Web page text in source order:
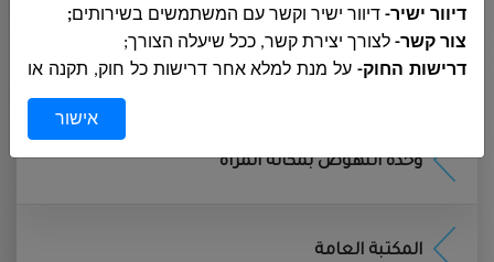
قسم الشبيبة
وحدة النهوض بمكانة المرأة
المكتبة العامة
דיוור ישיר- דיוור ישיר וקשר עם המשתמשים בשירותים;
צור קשר- לצורך יצירת קשר, ככל שיעלה הצורך;
דרישות החוק- על מנת למלא אחר דרישות כל חוק, תקנה או
דבר חקיקה אחר וכן על מנת לסייע לרשויות מוסמכת ולכל צד
המוצעה תאסוף, תעבד ותשמור את המידע האישי לצורך מתן
אישור